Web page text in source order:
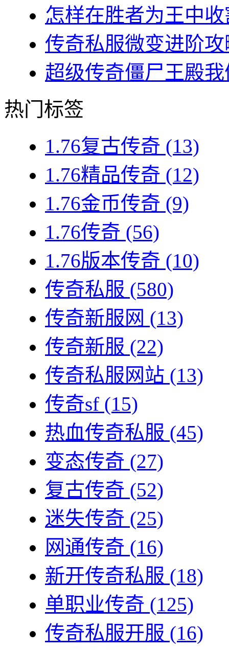
怎样在胜者为王中
传奇私服微变进阶
超级传奇僵尸王殿
热门标签
1.76复古传奇 (13)
1.76精品传奇 (12)
1.76金币传奇 (9)
1.76传奇 (56)
1.76版本传奇 (10)
传奇私服 (580)
传奇新服网 (13)
传奇新服 (22)
传奇私服网站 (13)
传奇sf (15)
热血传奇私服 (45)
变态传奇 (27)
复古传奇 (52)
迷失传奇 (25)
网通传奇 (16)
新开传奇私服 (18)
单职业传奇 (125)
传奇私服开服 (16)